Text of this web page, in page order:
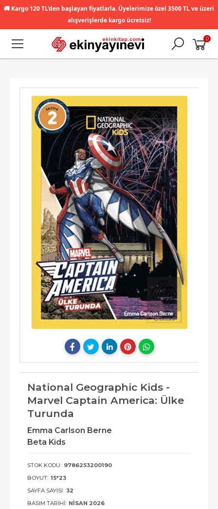
🚚 Kargo 120 TL'den başlayan fiyatlarla. Üyelerimize özel 3500 TL ve üzeri
alışverişlerde kargo ücretsiz!
0
National Geographic Kids -
Marvel Captain America: Ülke
Turunda
Emma Carlson Berne
Beta Kids
STOK KODU: 9786253200190
BOYUT: 15*23
SAYFA SAYISI: 32
BASIM TARIHI: NISAN 2026